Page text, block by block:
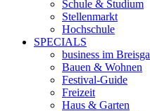
Schule & Studium
Stellenmarkt
Hochschule
SPECIALS
business im
Bauen & Wohnen
Festival-Guide
Freizeit
Haus & Garten